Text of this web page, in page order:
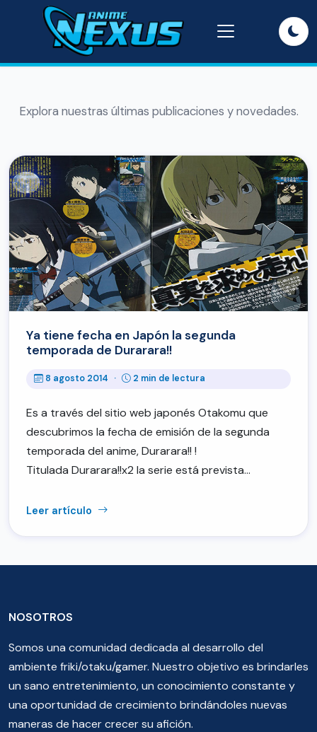
Explora nuestras últimas publicaciones y novedades.
Ya tiene fecha en Japón la segunda
temporada de Durarara!!
8 agosto 2014 · 2 min de lectura
Es a través del sitio web japonés Otakomu que
descubrimos la fecha de emisión de la segunda
temporada del anime, Durarara!! !
Titulada Durarara!!x2 la serie está prevista…
Leer artículo
NOSOTROS
Somos una comunidad dedicada al desarrollo del
ambiente friki/otaku/gamer. Nuestro objetivo es brindarles
un sano entretenimiento, un conocimiento constante y
una oportunidad de crecimiento brindándoles nuevas
maneras de hacer crecer su afición.